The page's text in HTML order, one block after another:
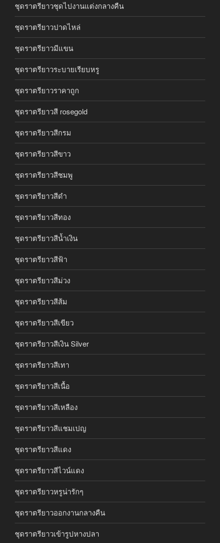
ชุดราตรียาวชุดไปงานแต่งกลางคืน
ชุดราตรียาวปาดไหล่
ชุดราตรียาวมีแขน
ชุดราตรียาวระบายเรียบหรู
ชุดราตรียาวราคาถูก
ชุดราตรียาวสี rosegold
ชุดราตรียาวสีกรม
ชุดราตรียาวสีขาว
ชุดราตรียาวสีชมพู
ชุดราตรียาวสีดำ
ชุดราตรียาวสีทอง
ชุดราตรียาวสีน้ำเงิน
ชุดราตรียาวสีฟ้า
ชุดราตรียาวสีม่วง
ชุดราตรียาวสีส้ม
ชุดราตรียาวสีเขียว
ชุดราตรียาวสีเงิน Silver
ชุดราตรียาวสีเทา
ชุดราตรียาวสีเนื้อ
ชุดราตรียาวสีเหลือง
ชุดราตรียาวสีแชมเปญ
ชุดราตรียาวสีแดง
ชุดราตรียาวสีไวน์แดง
ชุดราตรียาวหรูน่ารักๆ
ชุดราตรียาวออกงานกลางคืน
ชุดราตรียาวเข้ารูปหางปลา